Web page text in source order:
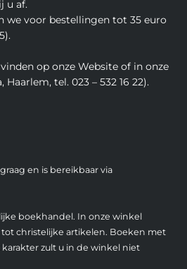
u af.
we voor bestellingen tot 35 euro
op onze Website of in onze
Haarlem, tel. 023 – 532 16 22).
en is bereikbaar via
boekhandel. In onze winkel
christelijke artikelen. Boeken met
zult u in de winkel niet